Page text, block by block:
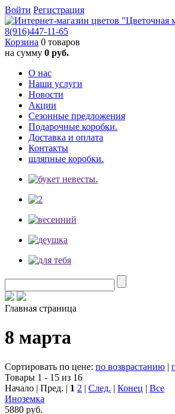
Войти Регистрация
8(916)447-11-65
Корзина 0 товаров
на сумму 0 руб.
О нас
Наши услуги
Новости
Акции
Сезонные предложения
Подарочные коробки.
Доставка и оплата
Контакты
шляпные коробки.
Главная страница
8 марта
Сортировать по цене: по возврастанию |
Товары 1 - 15 из 16
Начало | Пред. | 1 2 | След. | Конец | Все
Иноземка
5880 руб.